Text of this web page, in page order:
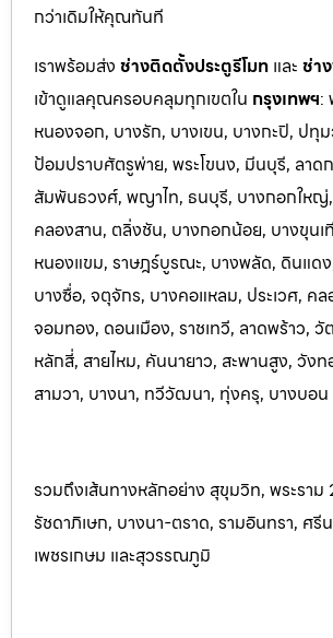
กว่าเดิมให้คุณทันที
เราพร้อมส่ง ช่างติดตั้งประตูรีโมท และ ช่า
เข้าดูแลคุณครอบคลุมทุกเขตใน กรุงเทพฯ:
หนองจอก, บางรัก, บางเขน, บางกะปิ, ปทุ
ป้อมปราบศัตรูพ่าย, พระโขนง, มีนบุรี, ลาด
สัมพันธวงศ์, พญาไท, ธนบุรี, บางกอกใหญ่
คลองสาน, ตลิ่งชัน, บางกอกน้อย, บางขุนเ
หนองแขม, ราษฎร์บูรณะ, บางพลัด, ดินแด
บางซื่อ, จตุจักร, บางคอแหลม, ประเวศ, คล
จอมทอง, ดอนเมือง, ราชเทวี, ลาดพร้าว,
หลักสี่, สายไหม, คันนายาว, สะพานสูง, วัง
สามวา, บางนา, ทวีวัฒนา, ทุ่งครุ, บางบอน
รวมถึงเส้นทางหลักอย่าง สุขุมวิท, พระราม
รัชดาภิเษก, บางนา-ตราด, รามอินทรา, ศรี
เพชรเกษม และสุวรรณภูมิ